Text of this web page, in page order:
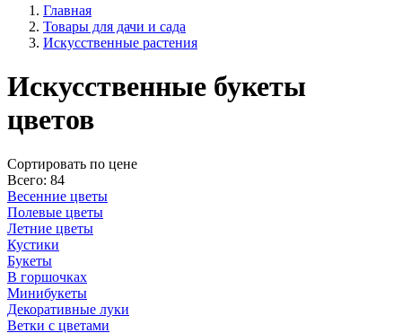
Главная
Товары для дачи и сада
Искусственные растения
Искусственные букеты
цветов
Cортировать по цене
Всего: 84
Весенние цветы
Полевые цветы
Летние цветы
Кустики
Букеты
В горшочках
Минибукеты
Декоративные луки
Ветки с цветами